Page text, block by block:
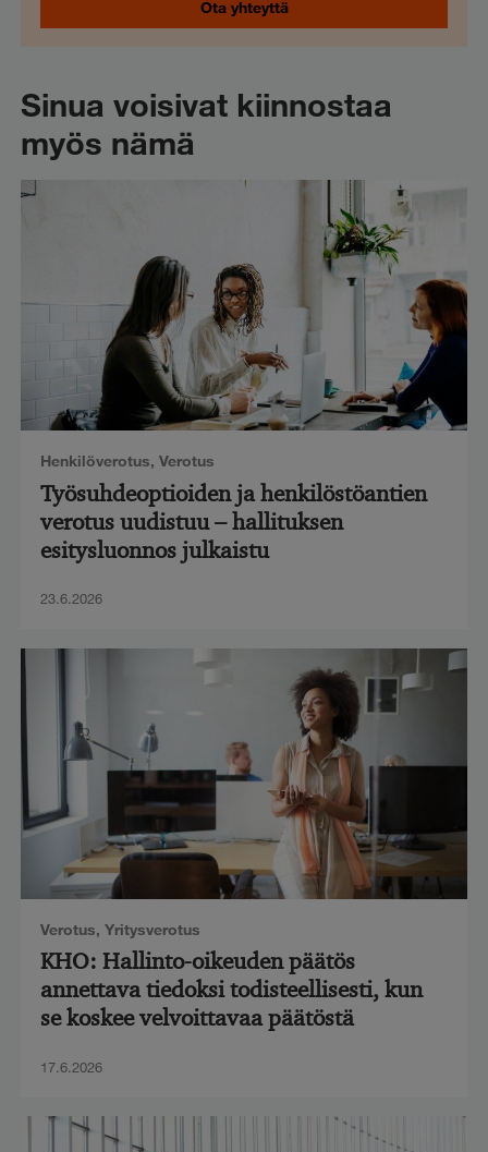
Ota yhteyttä
Sinua voisivat kiinnostaa
myös nämä
Henkilöverotus, Verotus
Työsuhdeoptioiden ja henkilöstöantien
verotus uudistuu – hallituksen
esitysluonnos julkaistu
23.6.2026
Verotus, Yritysverotus
KHO: Hallinto-oikeuden päätös
annettava tiedoksi todisteellisesti, kun
se koskee velvoittavaa päätöstä
17.6.2026